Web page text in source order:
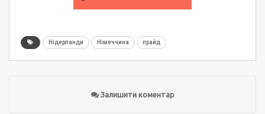
Нідерланди Німеччина прайд
Залишити коментар